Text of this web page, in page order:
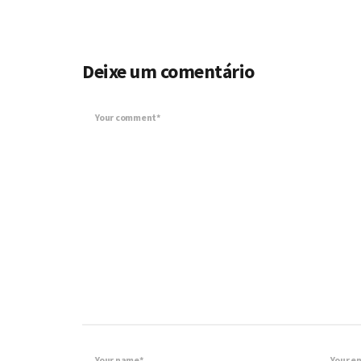
Deixe um comentário
Your comment*